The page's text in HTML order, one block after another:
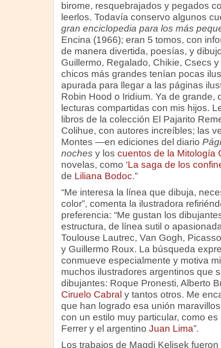
birome, resquebrajados y pegados
leerlos. Todavía conservo algunos
gran enciclopedia para los más
Encina (1966); eran 5 tomos, con
de manera divertida, poesías, y
Guillermo, Regalado, Chikie, Csecs
chicos más grandes tenían pocas
apurada para llegar a las páginas
Robin Hood o Iridium. Ya de grande,
lecturas compartidas con mis hijos.
libros de la colección El Pajarito
Colihue, con autores increíbles; las
Montes —en ediciones del diario
noches y los cuentos de la Mitología
novelas, como ‘La saga de los
de Liliana Bodoc.”
“Me interesa la línea que dibuja,
color”, comenta la ilustradora
preferencia: “Me gustan los
estructura, de línea sutil o
Toulouse Lautrec, Van Gogh,
y Guillermo Roux. La búsqueda
conmueve especialmente y motiva
muchos ilustradores argentinos que
dibujantes: Roque Pronesti, Alberto
Ciruelo Cabral y tantos otros. Me
que han logrado esa unión
con un estilo muy particular, como
Ferrer y el argentino Juan Lima”.
Los trabajos de Magdi Kelisek